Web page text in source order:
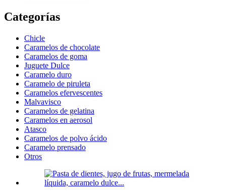
Categorías
Chicle
Caramelos de chocolate
Caramelos de goma
Juguete Dulce
Caramelo duro
Caramelo de piruleta
Caramelos efervescentes
Malvavisco
Caramelos de gelatina
Caramelos en aerosol
Atasco
Caramelos de polvo ácido
Caramelo prensado
Otros